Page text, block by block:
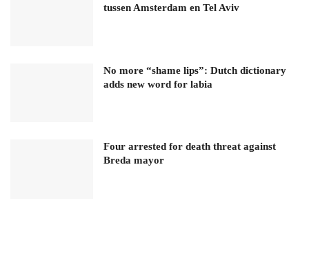
tussen Amsterdam en Tel Aviv
No more “shame lips”: Dutch dictionary
adds new word for labia
Four arrested for death threat against
Breda mayor